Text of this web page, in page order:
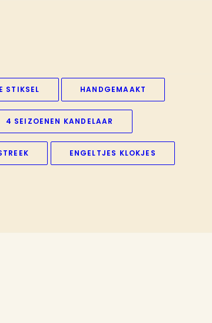
STIKSEL HANDGEMAAKT
4 SEIZOENEN KANDELAAR
ENGELTJES KLOKJES